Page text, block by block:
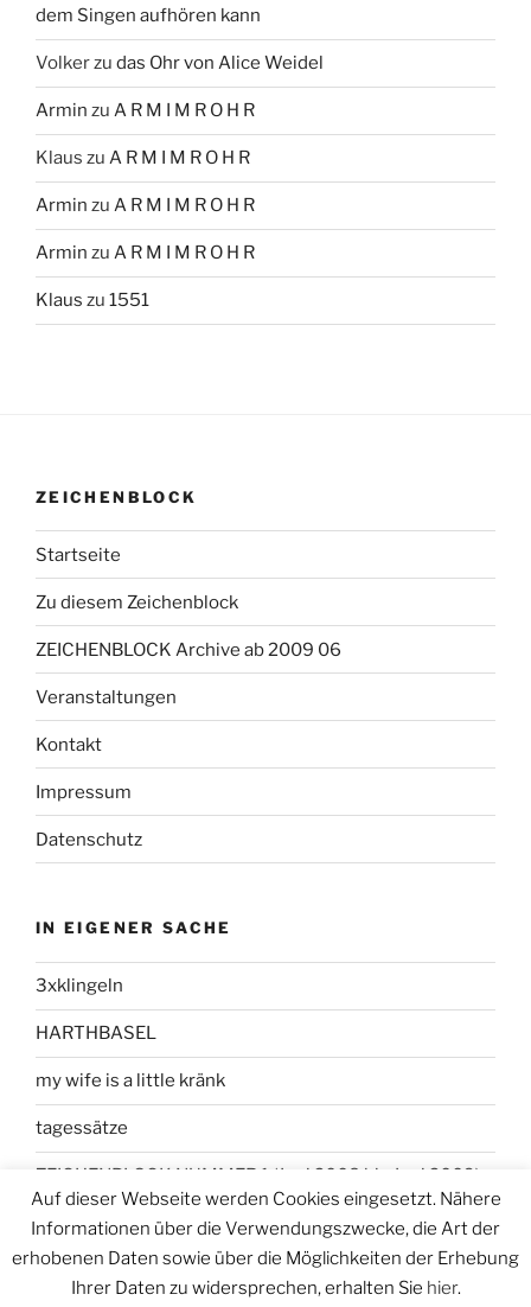
dem Singen aufhören kann
Volkerzu das Ohr von Alice Weidel
Armin zu A R M I M R O H R
Klaus zu A R M I M R O H R
Armin zu A R M I M R O H R
Armin zu A R M I M R O H R
Klaus zu 1551
ZEICHENBLOCK
Startseite
Zu diesem Zeichenblock
ZEICHENBLOCK Archive ab 2009 06
Veranstaltungen
Kontakt
Impressum
Datenschutz
IN EIGENER SACHE
3xklingeln
HARTHBASEL
my wife is a little kränk
tagessätze
ZEICHENBLOCK NUMMER 1 (Juni 2008 bis Juni 2009)
Stolz präsentiert von WordPress
Auf dieser Webseite werden Cookies eingesetzt. Nähere
Informationen über die Verwendungszwecke, die Art der
erhobenen Daten sowie über die Möglichkeiten der Erhebung
Ihrer Daten zu widersprechen, erhalten Sie hier.